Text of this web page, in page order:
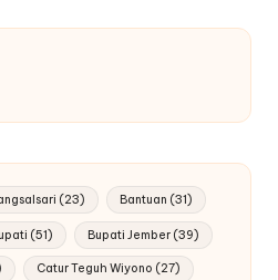
(23) Bantuan (31)
(51) Bupati Jember(39)
Catur Teguh Wiyono (27)